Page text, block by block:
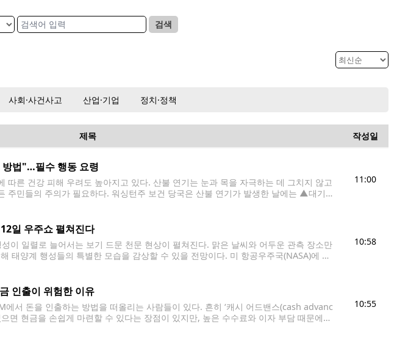
검색
사회·사건사고 산업·기업 정치·정책
제목 작성일
방법"…필수 행동 요령
따른 건강 피해 우려도 높아지고 있다. 산불 연기는 눈과 목을 자극하는 데 그치지 않고
주민들의 주의가 필요하다. 워싱턴주 보건 당국은 산불 연기가 발생한 날에는 ▲대기
11:00
일 우주쇼 펼쳐진다
이 일렬로 늘어서는 보기 드문 천문 현상이 펼쳐진다. 맑은 날씨와 어두운 관측 장소만
태양계 행성들의 특별한 모습을 감상할 수 있을 전망이다. 미 항공우주국(NASA)에 따
10:58
인출이 위험한 이유
에서 돈을 인출하는 방법을 떠올리는 사람들이 있다. 흔히 ‘캐시 어드밴스(cash advanc
면 현금을 손쉽게 마련할 수 있다는 장점이 있지만, 높은 수수료와 이자 부담 때문에
10:55